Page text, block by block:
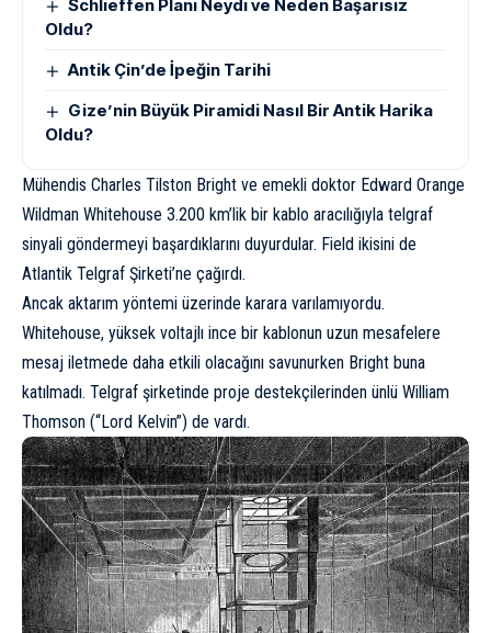
Schlieffen Planı Neydi ve Neden Başarısız
Oldu?
Antik Çin’de İpeğin Tarihi
Gize’nin Büyük Piramidi Nasıl Bir Antik Harika
Oldu?
Mühendis Charles Tilston Bright ve emekli doktor Edward Orange
Wildman Whitehouse 3.200 km’lik bir kablo aracılığıyla telgraf
sinyali göndermeyi başardıklarını duyurdular. Field ikisini de
Atlantik Telgraf Şirketi’ne çağırdı.
Ancak aktarım yöntemi üzerinde karara varılamıyordu.
Whitehouse, yüksek voltajlı ince bir kablonun uzun mesafelere
mesaj iletmede daha etkili olacağını savunurken Bright buna
katılmadı. Telgraf şirketinde proje destekçilerinden ünlü William
Thomson (“Lord Kelvin”) de vardı.